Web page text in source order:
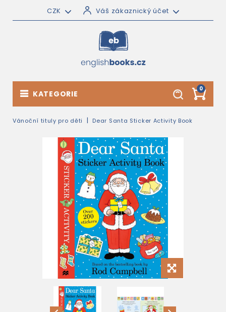
CZK Váš zákaznický účet
0
KATEGORIE
Vánoční tituly pro děti Dear Santa Sticker Activity Book